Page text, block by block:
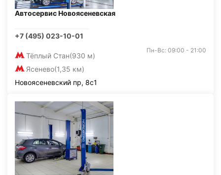
Автосервис Новоясеневская
+7 (495) 023-10-01
Тёплый Стан(930 м)
Ясенево(1,35 км)
Пн-Вс: 09:00 - 21:00
Новоясеневский пр, 8с1